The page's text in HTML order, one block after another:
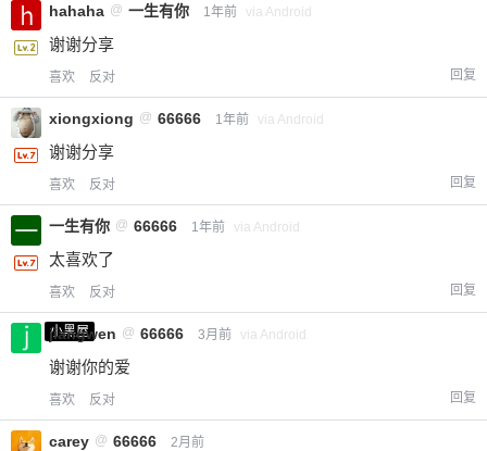
hahaha @ 一生有你 1年前 via Android
谢谢分享
喜欢 反对 回复
xiongxiong @ 66666 1年前 via Android
谢谢分享
喜欢 反对 回复
一生有你 @ 66666 1年前 via Android
太喜欢了
喜欢 反对 回复
小黑屋
jiangwen @ 66666 3月前 via Android
谢谢你的爱
喜欢 反对 回复
carey @ 66666 2月前